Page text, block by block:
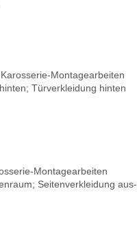
Montagearbeiten
Türverkleidung hinten
Montagearbeiten
Seitenverkleidung aus-